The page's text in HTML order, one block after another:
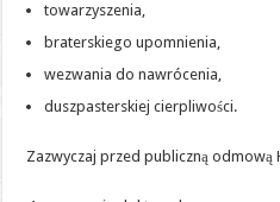
towarzyszenia,
braterskiego upomnienia,
wezwania do nawrócenia,
duszpasterskiej cierpliwości.
Zazwyczaj przed publiczną odmową